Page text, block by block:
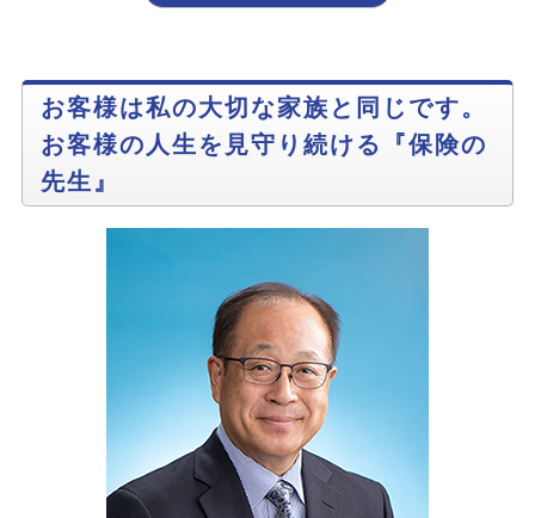
お客様は私の大切な家族と同じです。
お客様の人生を見守り続ける『保険の
先生』